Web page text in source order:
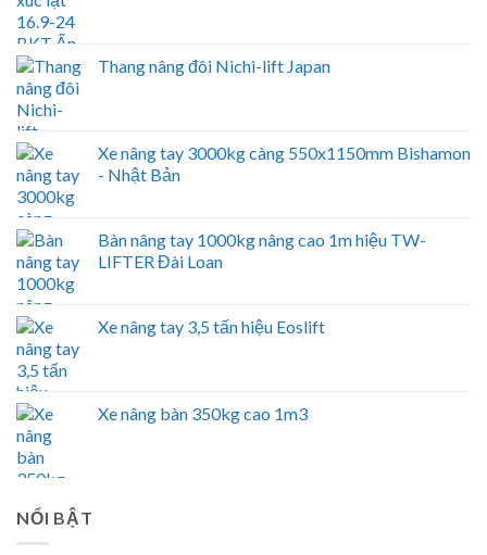
Thang nâng đôi Nichi-lift Japan
Xe nâng tay 3000kg càng 550x1150mm Bishamon
- Nhật Bản
Bàn nâng tay 1000kg nâng cao 1m hiệu TW-
LIFTER Đài Loan
Xe nâng tay 3,5 tấn hiệu Eoslift
Xe nâng bàn 350kg cao 1m3
NỔI BẬT